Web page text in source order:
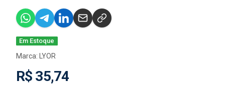
Em Estoque
Marca: LYOR
R$ 35,74